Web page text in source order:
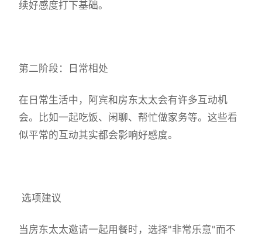
续好感度打下基础。
第二阶段：日常相处
在日常生活中，阿宾和房东太太会有许多互动机
会。比如一起吃饭、闲聊、帮忙做家务等。这些看
似平常的互动其实都会影响好感度。
选项建议
当房东太太邀请一起用餐时，选择"非常乐意"而不